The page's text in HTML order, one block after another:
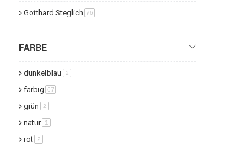
Gotthard Steglich 76
FARBE
dunkelblau 2Artikel
farbig 67
grün 2Artikel
natur 1
rot 2Artikel